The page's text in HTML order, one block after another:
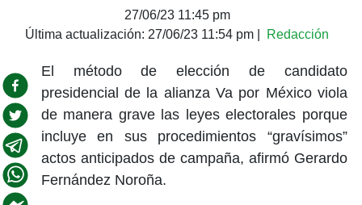
27/06/23 11:45 pm
Última actualización: 27/06/23 11:54 pm Redacción
El método de elección de candidato
presidencial de la alianza Va por México viola
de manera grave las leyes electorales porque
incluye en sus procedimientos “gravísimos”
actos anticipados de campaña, afirmó Gerardo
Fernández Noroña.